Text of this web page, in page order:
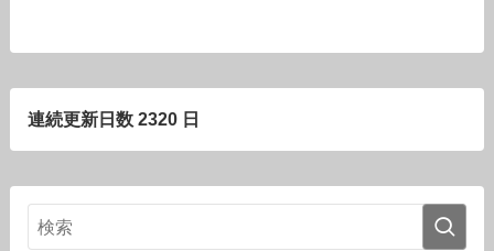
連続更新日数 2320 日